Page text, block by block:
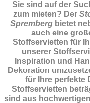
Sie sind auf der
zum mieten? Der
Sprembergbietet
auch eine
Stoffservietten für
unserer
Inspiration und
Dekoration
für Ihre perfekte
Stoffservietten
sind aus